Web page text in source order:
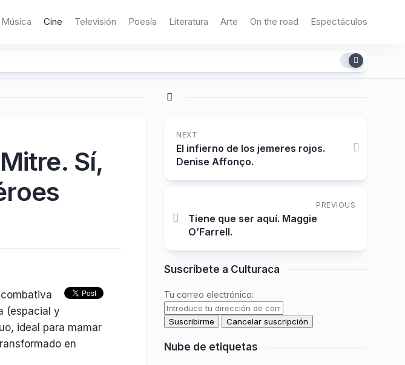
Música Cine Televisión Poesía Literatura Arte On the road Espectáculos
Sí,
(espacial y
ideal para mamar
en
NEXT
El infierno de los jemeres rojos.
Denise Affonço.
PREVIOUS
Tiene que ser aquí. Maggie
O’Farrell.
Suscríbete a Culturaca
Tu correo electrónico:
Nube de etiquetas